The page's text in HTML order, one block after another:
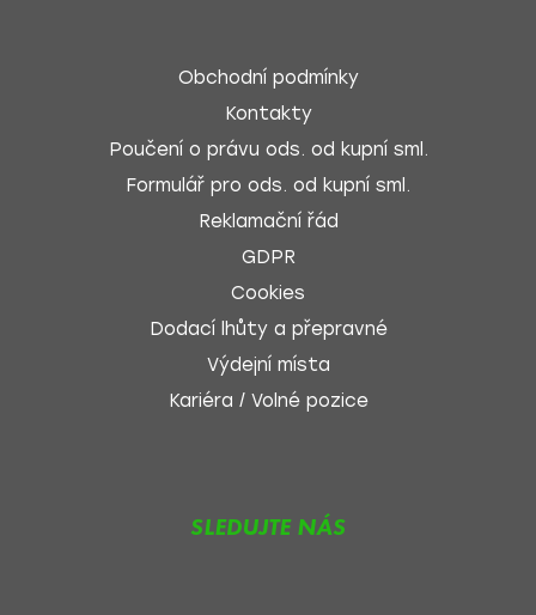
Obchodní podmínky
Kontakty
Poučení o právu ods. od kupní sml.
Formulář pro ods. od kupní sml.
Reklamační řád
GDPR
Cookies
Dodací lhůty a přepravné
Výdejní místa
Kariéra / Volné pozice
SLEDUJTE NÁS